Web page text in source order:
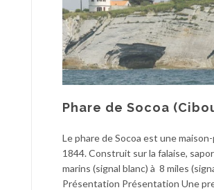
Phare de Socoa
Le phare de Socoa est une
1844. Construit sur la falaise,
marins (signal blanc) à 8 miles
Présentation Présentation Une